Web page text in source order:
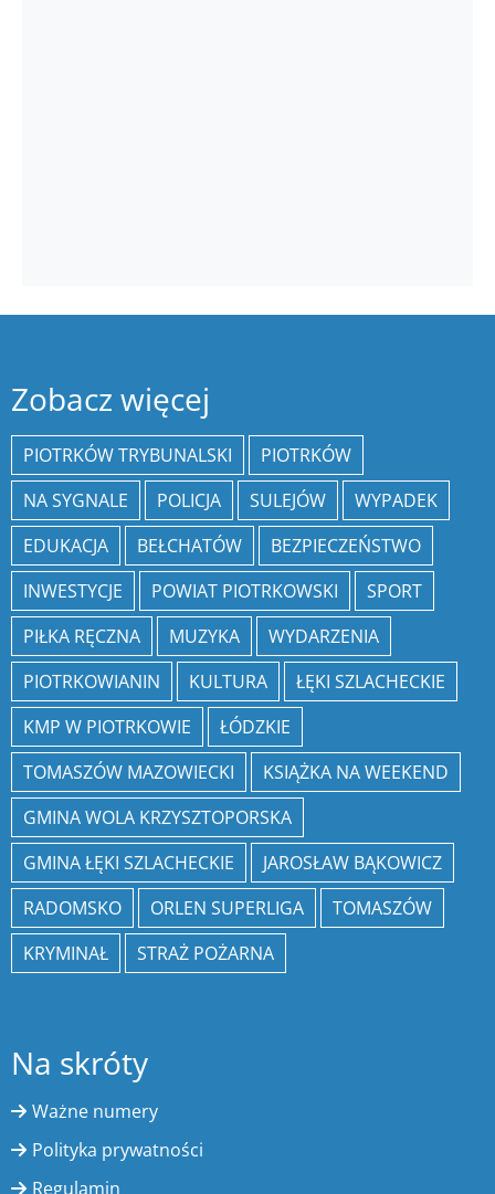
Zobacz więcej
PIOTRKÓW TRYBUNALSKI
PIOTRKÓW
NA SYGNALE
POLICJA SULEJÓW
WYPADEK
EDUKACJA
BEŁCHATÓW
BEZPIECZEŃSTWO
INWESTYCJE
POWIAT PIOTRKOWSKI
SPORT
PIŁKA RĘCZNA
MUZYKA
WYDARZENIA
PIOTRKOWIANIN
KULTURA
ŁĘKI SZLACHECKIE
KMP W PIOTRKOWIE
ŁÓDZKIE
TOMASZÓW MAZOWIECKI
KSIĄŻKA NA WEEKEND
GMINA WOLA KRZYSZTOPORSKA
GMINA ŁĘKI SZLACHECKIE
JAROSŁAW BĄKOWICZ
RADOMSKO
ORLEN SUPERLIGA
TOMASZÓW
KRYMINAŁ
STRAŻ POŻARNA
Na skróty
Ważne numery
Polityka prywatności
Regulamin